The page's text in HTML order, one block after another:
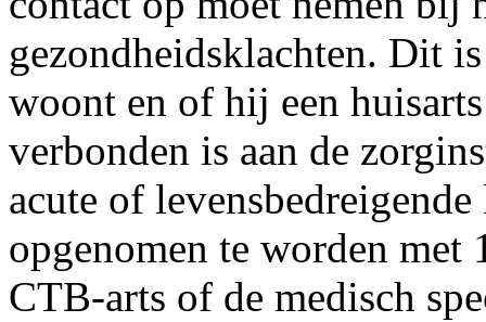
gezondheidsklachten. Dit
woont en of hij een
verbonden is aan de
acute of
opgenomen te worden met
CTB-arts of de medisch